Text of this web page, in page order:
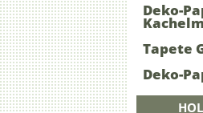
Deko-
Tapete
Deko-